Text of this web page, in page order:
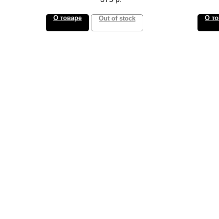
О товаре Out of stock О